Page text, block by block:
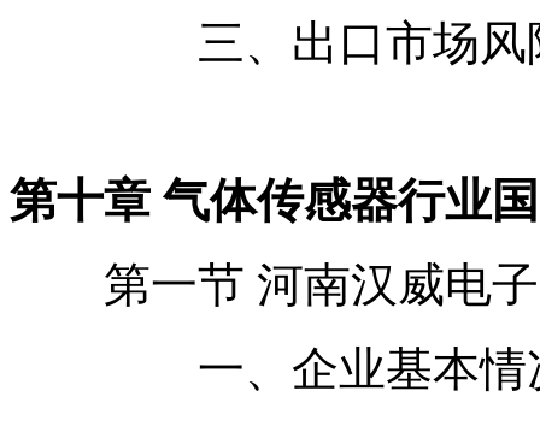
三、出口市场风
第十章 气体传感器行业
第一节 河南汉威电子
一、企业基本情